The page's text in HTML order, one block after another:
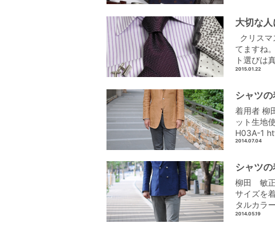
大切な
クリス
てますね
ト選びは
2015.01.22
シャツ
着用者 柳
ット生地
H03A-1
2014.07.04
シャツ
柳田 敏正
サイズを
タルカラ
2014.05.19